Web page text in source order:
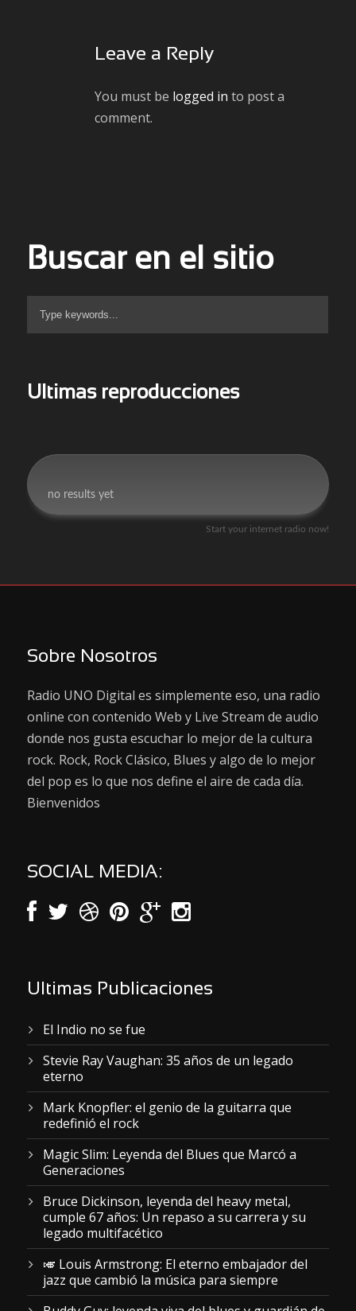
Leave a Reply
You must be logged in to post a
comment.
Buscar en el sitio
Ultimas reproducciones
Sobre Nosotros
Radio UNO Digital es simplemente eso, una radio
online con contenido Web y Live Stream de audio
donde nos gusta escuchar lo mejor de la cultura
rock. Rock, Rock Clásico, Blues y algo de lo mejor
del pop es lo que nos define el aire de cada día.
Bienvenidos
SOCIAL MEDIA:
Ultimas Publicaciones
El Indio no se fue
Stevie Ray Vaughan: 35 años de un legado
eterno
Mark Knopfler: el genio de la guitarra que
redefinió el rock
Magic Slim: Leyenda del Blues que Marcó a
Generaciones
Bruce Dickinson, leyenda del heavy metal,
cumple 67 años: Un repaso a su carrera y su
legado multifacético
🎺 Louis Armstrong: El eterno embajador del
jazz que cambió la música para siempre